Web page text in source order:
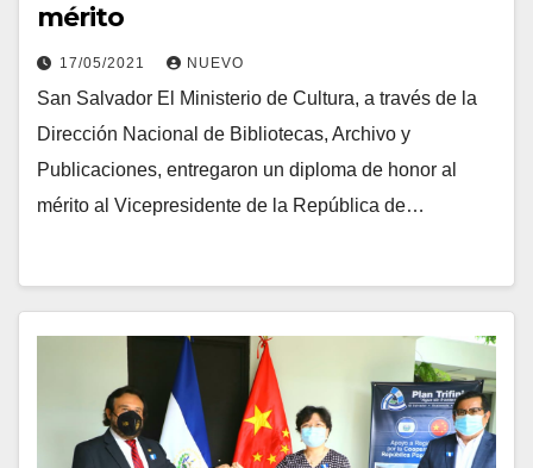
mérito
17/05/2021 NUEVO
San Salvador El Ministerio de Cultura, a través de la
Dirección Nacional de Bibliotecas, Archivo y
Publicaciones, entregaron un diploma de honor al
mérito al Vicepresidente de la República de…